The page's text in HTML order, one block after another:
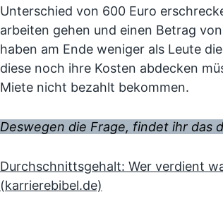
Unterschied von 600 Euro
arbeiten gehen und einen Betrag
haben am Ende weniger als Leute
diese noch ihre Kosten abdecken
Miete nicht bezahlt bekommen.
Deswegen die Frage, findet ihr das
Durchschnittsgehalt: Wer verdient
(karrierebibel.de)